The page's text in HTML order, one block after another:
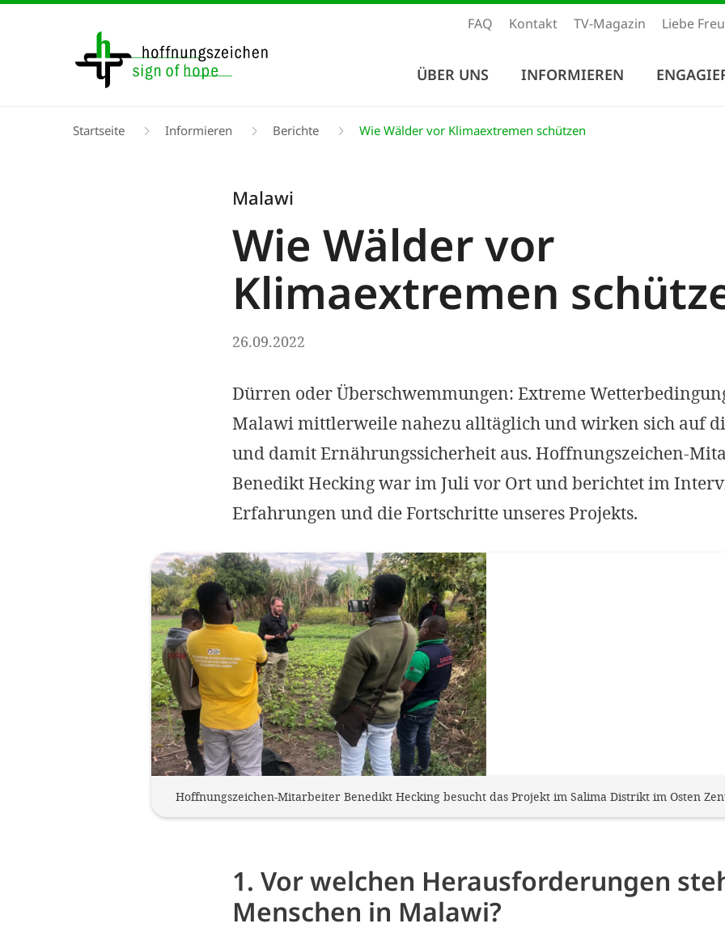
FAQ Kontakt TV-Magazin Liebe
ÜBER UNS INFORMIEREN
Pfadnavigation
Startseite Informieren Berichte Wie Wälder vor Klimaextremen schützen
Malawi
Wie Wälder vor
Klimaextremen
26.09.2022
Dürren oder Überschwemmungen: Extreme
Malawi mittlerweile nahezu alltäglich und wirken sich auf
und damit Ernährungssicherheit aus. Hoffnungszeichen-
Benedikt Hecking war im Juli vor Ort und berichtet im
Erfahrungen und die Fortschritte unseres Projekts.
Hoffnungszeichen-Mitarbeiter Benedikt Hecking besucht das Projekt im Salima Distrikt im Osten
1. Vor welchen Herausforderungen
Menschen in Malawi?